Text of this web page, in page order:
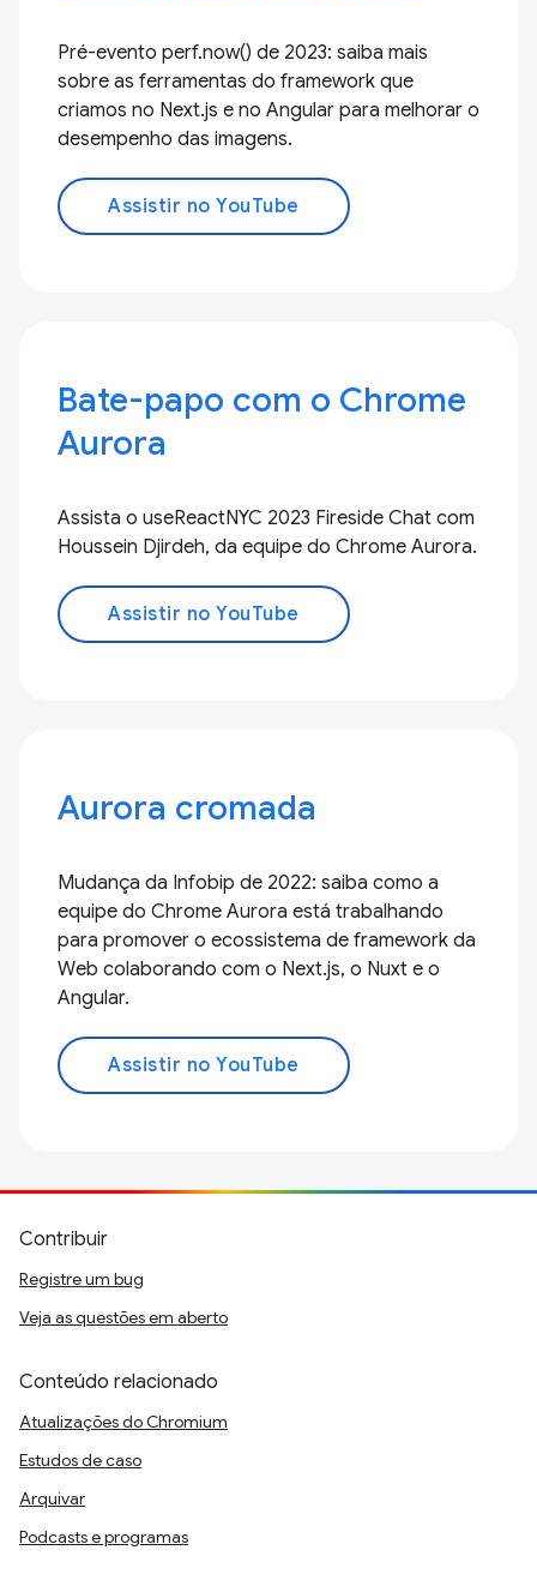
Pré-evento perf.now() de 2023: saiba mais
sobre as ferramentas do framework que
criamos no Next.js e no Angular para melhorar o
desempenho das imagens.
Assistir no YouTube
Bate-papo com o Chrome
Aurora
Assista o useReactNYC 2023 Fireside Chat com
Houssein Djirdeh, da equipe do Chrome Aurora.
Assistir no YouTube
Aurora cromada
Mudança da Infobip de 2022: saiba como a
equipe do Chrome Aurora está trabalhando
para promover o ecossistema de framework da
Web colaborando com o Next.js, o Nuxt e o
Angular.
Assistir no YouTube
Contribuir
Registre um bug
Veja as questões em aberto
Conteúdo relacionado
Atualizações do Chromium
Estudos de caso
Arquivar
Podcasts e programas